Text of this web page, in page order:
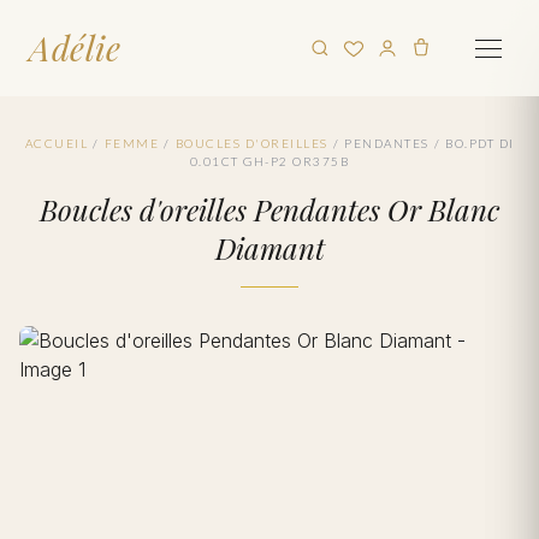
Adélie
ACCUEIL / FEMME / BOUCLES D'OREILLES / PENDANTES / BO.PDT DI
0.01CT GH-P2 OR375B
Boucles d'oreilles Pendantes Or Blanc
Diamant